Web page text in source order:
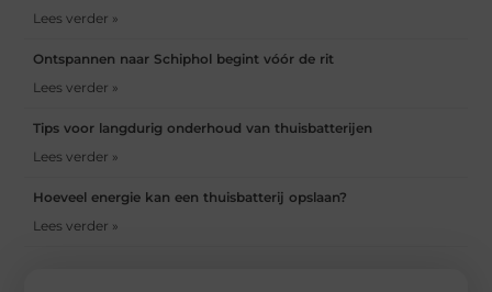
Lees verder »
Ontspannen naar Schiphol begint vóór de rit
Lees verder »
Tips voor langdurig onderhoud van thuisbatterijen
Lees verder »
Hoeveel energie kan een thuisbatterij opslaan?
Lees verder »